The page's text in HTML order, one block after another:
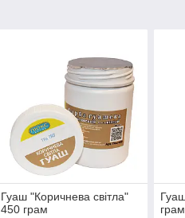
Гуаш "Коричнева світла"
450 грам
грам